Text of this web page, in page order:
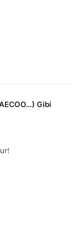
Gibi